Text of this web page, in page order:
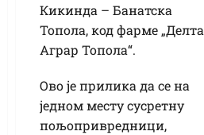
Кикинда – Банатска
Топола, код фарме „Делта
Аграр Топола“.
Ово је прилика да се на
једном месту сусретну
пољопривредници,